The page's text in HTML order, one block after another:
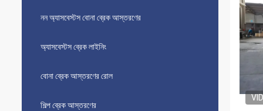
নন অ্যাসবেস্টস বোনা ব্রেক আস্তরণের
অ্যাসবেস্টস ব্রেক লাইনিং
বোনা ব্রেক আস্তরণের রোল
শিল্প ব্রেক আস্তরণের